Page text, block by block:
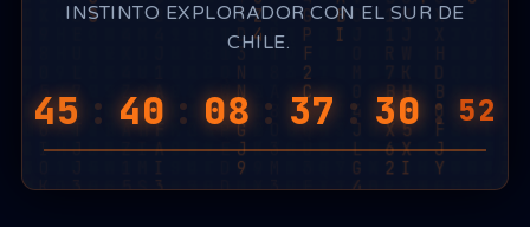
INSTINTO EXPLORADOR CON EL SUR DE
CHILE.
45 : 40 : 08 : 37 : 30 : 42